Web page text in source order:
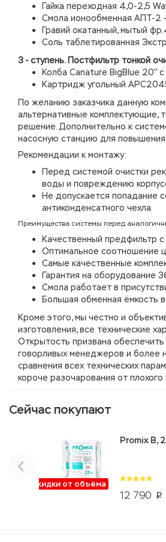
Гайка переходная 4,0-2,5
Смола ионообменная АПТ-2
Гравий окатанный, мытый
Соль таблетированная
3 - ступень. Постфильтр тонкой
Колба Canature BigBlue 20''
Картридж угольный
По желанию заказчика данную
альтернативные комплектующие,
решение. Дополнительно к
насосную станцию для повышения
Рекомендации к монтажу:
Перед системой очистки
воды и повреждению
Не допускается попадание
антиконденсатного чехла
Преимущества системы перед
Качественный предфильтр
Оптимальное соотношение
Самые качественные
Гарантия на оборудование
Смола работает в
Большая обменная ёмкость
Кроме этого, мы честно и
изготовления, все технические
Открытость призвана
говорливых менеджеров и более
сравнения всех технических
короче разочарования от плохого
Сейчас покупают
Скидки от объёма
12 790 p
Promix B,